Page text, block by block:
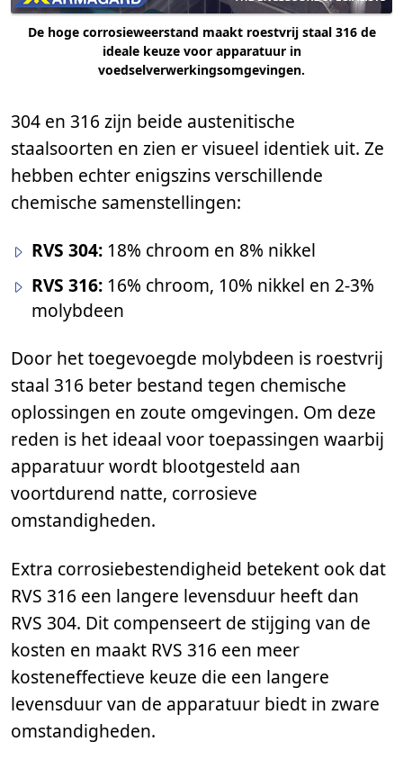
De hoge corrosieweerstand maakt roestvrij staal 316 de
ideale keuze voor apparatuur in
voedselverwerkingsomgevingen.
304 en 316 zijn beide austenitische
staalsoorten en zien er visueel identiek uit. Ze
hebben echter enigszins verschillende
chemische samenstellingen:
RVS 304: 18% chroom en 8% nikkel
RVS 316: 16% chroom, 10% nikkel en 2-3%
molybdeen
Door het toegevoegde molybdeen is roestvrij
staal 316 beter bestand tegen chemische
oplossingen en zoute omgevingen. Om deze
reden is het ideaal voor toepassingen waarbij
apparatuur wordt blootgesteld aan
voortdurend natte, corrosieve
omstandigheden.
Extra corrosiebestendigheid betekent ook dat
RVS 316 een langere levensduur heeft dan
RVS 304. Dit compenseert de stijging van de
kosten en maakt RVS 316 een meer
kosteneffectieve keuze die een langere
levensduur van de apparatuur biedt in zware
omstandigheden.